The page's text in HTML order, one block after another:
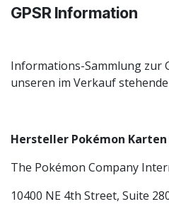
GPSR Information
Informations-Sammlung zur
unseren im Verkauf
Hersteller Pokémon Karten
The Pokémon Company
10400 NE 4th Street, Suite